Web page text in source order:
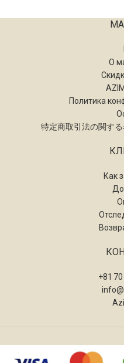
О
Политика
特定商取引法の関す
Как
+81